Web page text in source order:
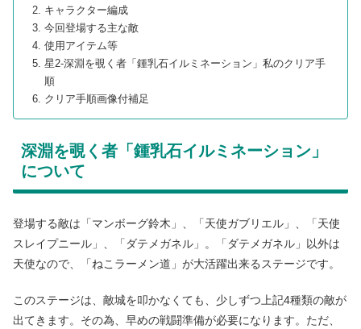
キャラクター編成
今回登場する主な敵
使用アイテム等
星2-深淵を覗く者「鍾乳石イルミネーション」私のクリア手
順
クリア手順画像付補足
深淵を覗く者「鍾乳石イルミネーション」
について
登場する敵は「マンボーグ鈴木」、「天使ガブリエル」、「天使
スレイプニール」、「ダテメガネル」。「ダテメガネル」以外は
天使なので、「ねこラーメン道」が大活躍出来るステージです。
このステージは、敵城を叩かなくても、少しずつ上記4種類の敵が
出てきます。その為、早めの戦闘準備が必要になります。ただ、